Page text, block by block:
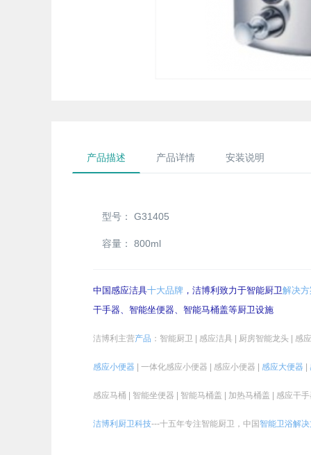
产品描述 产品详情 安装说明
型号： G31405
容量： 800ml
中国感应洁具十大品牌 ，洁博利致力于智能厨卫解决
干手器、智能坐便器、智能马桶盖等厨卫设施
洁博利主营产品 ：智能厨卫 | 感应洁具 | 厨房智能龙头 | 感
感应小便器 | 一体化感应小便器 | 感应小便器 | 感应大便器
感应马桶 | 智能坐便器 | 智能马桶盖 | 加热马桶盖 | 感应干
洁博利厨卫科技---十五年专注智能厨卫，中国智能卫浴解